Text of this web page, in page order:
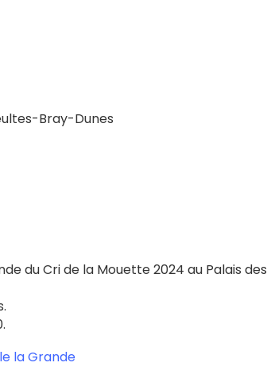
Bray-Dunes
du Cri de la Mouette 2024 au Palais des
la Grande